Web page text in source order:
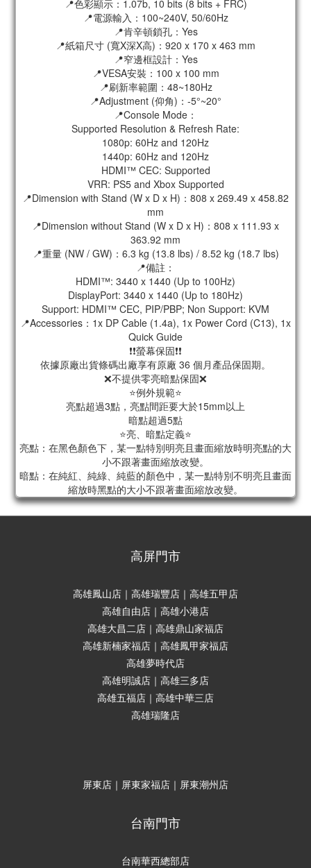
📍色彩顯示：1.07b, 10 bits (8 bits + FRC)
📍電源輸入：100~240V, 50/60Hz
📍肯辛頓鎖孔：Yes
📍紙箱尺寸 (寬X深X高)：920 x 170 x 463 mm
📍窄邊框設計：Yes
📍VESA安裝：100 x 100 mm
📍刷新率範圍：48~180Hz
📍Adjustment (仰角)：-5°~20°
📍Console Mode：
Supported Resolution & Refresh Rate:
1080p: 60Hz and 120Hz
1440p: 60Hz and 120Hz
HDMI™ CEC: Supported
VRR: PS5 and Xbox Supported
📍Dimension with Stand (W x D x H)：808 x 269.49 x 458.82
mm
📍Dimension without Stand (W x D x H)：808 x 111.93 x
363.92 mm
📍重量 (NW / GW)：6.3 kg (13.8 lbs) / 8.52 kg (18.7 lbs)
📍備註：
HDMI™: 3440 x 1440 (Up to 100Hz)
DisplayPort: 3440 x 1440 (Up to 180Hz)
Support: HDMI™ CEC, PIP/PBP; Non Support: KVM
📍Accessories：1x DP Cable (1.4a), 1x Power Cord (C13), 1x
Quick Guide
❗❗螢幕保固❗❗
依據原廠出貨條碼出廠享有原廠 36 個月產品保固期。
❌不提供零亮暗點保固❌
⭐例外規範⭐
亮點超過3點，亮點間距要大於15mm以上
暗點超過5點
⭐亮、暗點定義⭐
亮點：在黑色顏色下，某一點特別明亮且畫面縮放時明亮點的大
小不跟著畫面縮放改變。
暗點：在純紅、純綠、純藍的顏色中，某一點特別不明亮且畫面
縮放時黑點的大小不跟著畫面縮放改變。
高屏門市
高雄鳳山店｜高雄瑞豐店｜高雄五甲店
高雄自由店｜高雄小港店
高雄大昌二店｜高雄鼎山家福店
高雄新楠家福店｜高雄鳳甲家福店
高雄夢時代店
高雄明誠店｜高雄三多店
高雄五福店｜高雄中華三店
高雄瑞隆店
屏東店｜屏東家福店｜屏東潮州店
台南門市
台南華西總部店